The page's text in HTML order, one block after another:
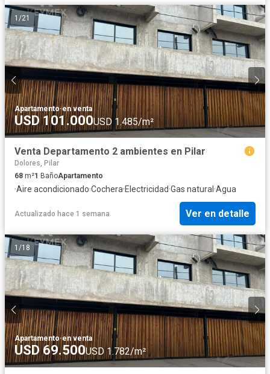
1 /21
Apartamento·en venta
USD 101.000USD 1.485/m²
Venta Departamento 2 ambientes en Pilar
Dolores, Pilar
68 m²1 BañoApartamento
·Aire acondicionado·Cochera·Electricidad·Gas natural ·Agua
Actualizado hace 1 semana Ver en detalle
1 /18
Apartamento·en venta
USD 69.500USD 1.782/m²